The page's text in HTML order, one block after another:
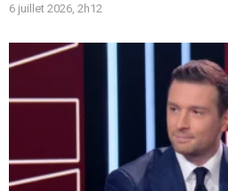
6 juillet 2026, 2h12